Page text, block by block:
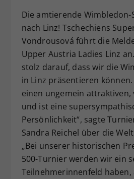
Die amtierende
nach Linz! Tschechiens
Vondrousová führt die
Upper Austria Ladies Linz
stolz darauf, dass wir die
in Linz präsentieren
einen ungemein attraktiven,
und ist eine
Persönlichkeit“, sagte
Sandra Reichel über die
„Bei unserer historischen
500-Turnier werden wir ein
Teilnehmerinnenfeld haben,
Zweck
Dieser Wert
Einstellungen.
zufällig
historische
vorgenommen
Webseiten-
hat.